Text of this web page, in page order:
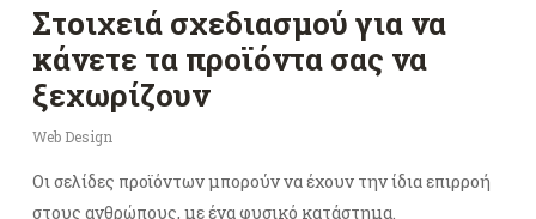
Στοιχειά σχεδιασμού για να
κάνετε τα προϊόντα σας να
ξεχωρίζουν
Web Design
Οι σελίδες προϊόντων μπορούν να έχουν την ίδια επιρροή
στους ανθρώπους, με ένα φυσικό κατάστημα.